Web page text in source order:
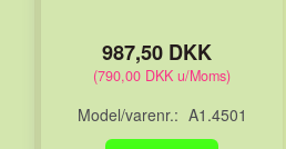
987,50 DKK
(790,00 DKK u/Moms)
Model/varenr.: A1.4501